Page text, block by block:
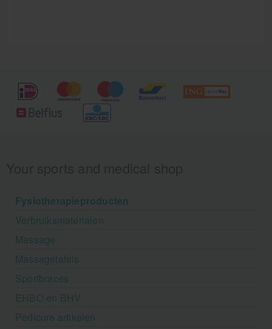
Fysiotherapieproducten
Verbruiksmaterialen
Massage
Massagetafels
Sportbraces
EHBO en BHV
Pedicure artikelen